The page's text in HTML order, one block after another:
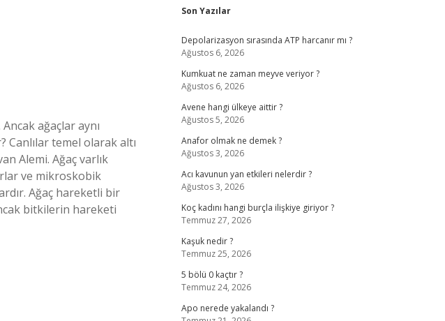
ağaçlar aynı
Canlılar temel olarak altı
Alemi. Ağaç varlık
ve mikroskobik
Ağaç hareketli bir
bitkilerin hareketi
Sidebar
Son Yazılar
Depolarizasyon sırasında ATP harcanır mı ?
Ağustos 6, 2026
Kumkuat ne zaman meyve veriyor ?
Ağustos 6, 2026
Avene hangi ülkeye aittir ?
Ağustos 5, 2026
Anafor olmak ne demek ?
Ağustos 3, 2026
Acı kavunun yan etkileri nelerdir ?
Ağustos 3, 2026
Koç kadını hangi burçla ilişkiye giriyor ?
Temmuz 27, 2026
Kaşuk nedir ?
Temmuz 25, 2026
5 bölü 0 kaçtır ?
Temmuz 24, 2026
Apo nerede yakalandı ?